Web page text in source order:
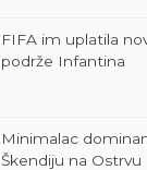
FIFA im uplatila novac, oni odbijaju da
podrže Infantina
Minimalac dominantne Rijeke, šok za
Škendiju na Ostrvu